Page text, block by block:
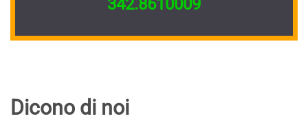
Dicono di noi